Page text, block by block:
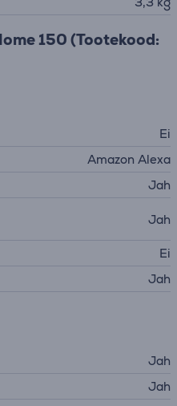
150 (Tootekood:
Ei
Amazon Alexa
Jah
Jah
Ei
Jah
Jah
Jah